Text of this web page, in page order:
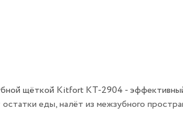
щёткой Kitfort КТ-2904 -
еды, налёт из межзубного